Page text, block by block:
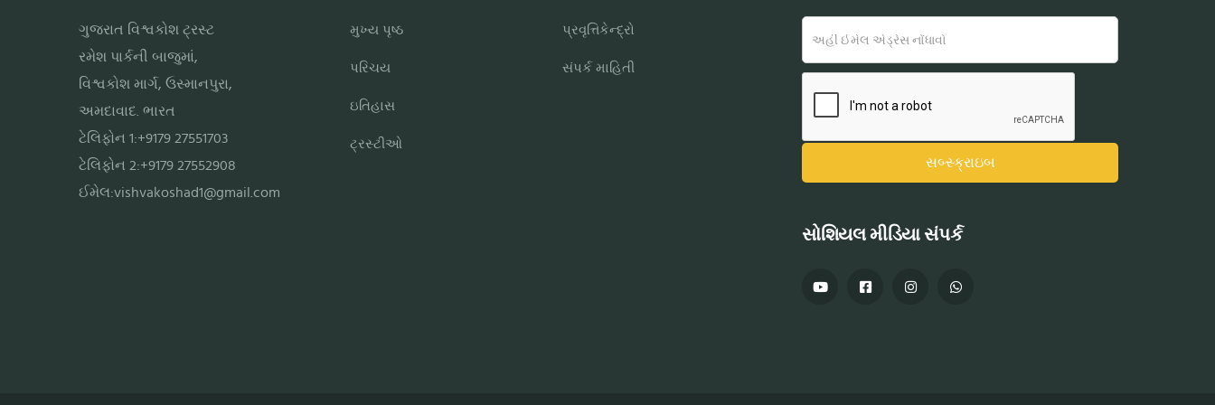
ગુજરાત વિશ્વકોશ ટ્રસ્ટ
રમેશ પાર્કની બાજુમાં,
વિશ્વકોશ માર્ગ, ઉસ્માનપુરા,
અમદાવાદ. ભારત
ટેલિફોન 1:+9179 27551703
ટેલિફોન 2:+9179 27552908
ઈમેલ:vishvakoshad1@gmail.com
મુખ્ય પૃષ્ઠ
પરિચય
ઇતિહાસ
ટ્રસ્ટીઓ
પ્રવૃત્તિકેન્દ્રો
સંપર્ક માહિતી
સોશિયલ મીડિયા સંપર્ક